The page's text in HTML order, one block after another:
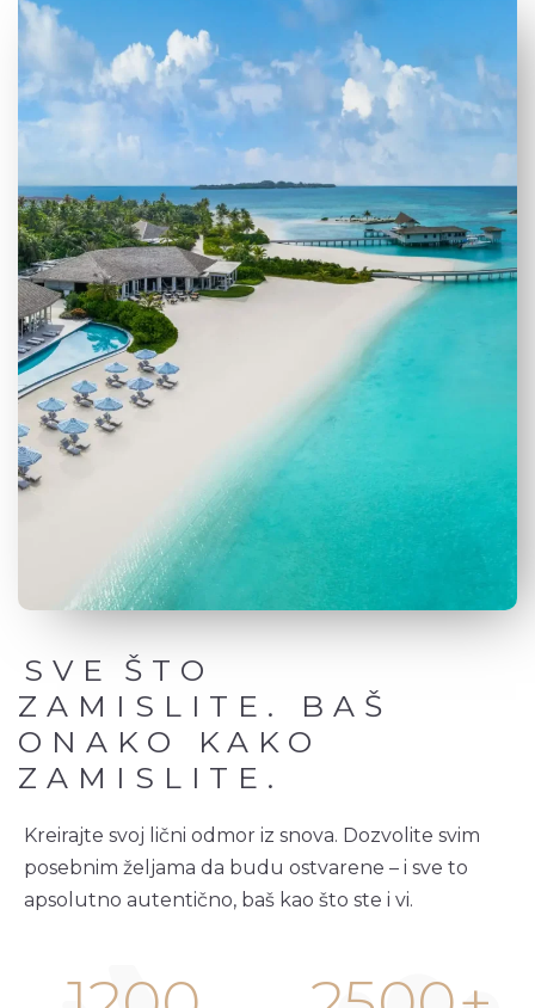
SVE
ŠTO
ZAMISLITE. BAŠ
ONAKO KAKO
ZAMISLITE.
Kreirajte svoj lični odmor iz snova. Dozvolite svim
posebnim željama da budu ostvarene – i sve to
apsolutno autentično, baš kao što ste i vi.